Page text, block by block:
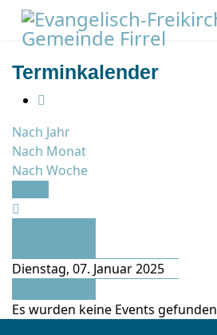
Terminkalender
Nach Jahr
Nach Monat
Nach Woche
Dienstag, 07. Januar 2025
Es wurden keine Events gefunden